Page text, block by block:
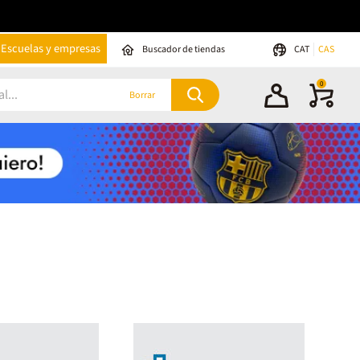
Escuelas y empresas Buscador de tiendas CAT CAS
Borrar
0